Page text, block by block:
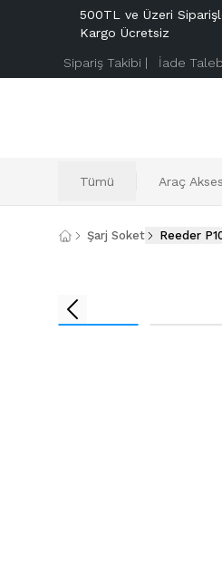
500TL ve Üzeri
Kargo Ücretsiz
Sipariş Takibi | İade
Tümü Araç
Şarj Soket